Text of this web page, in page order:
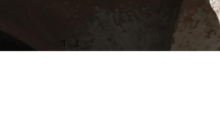
1 / 3